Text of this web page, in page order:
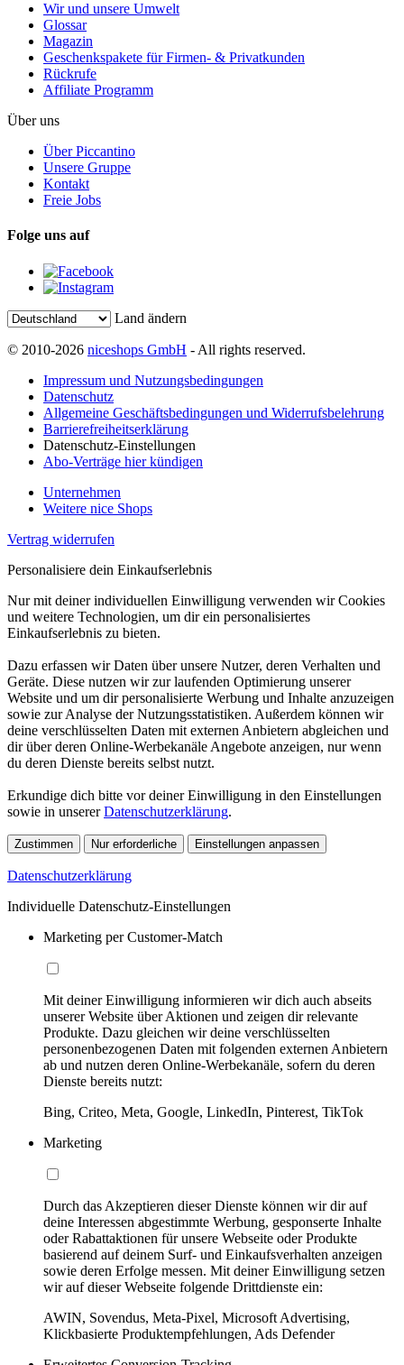
Wir und unsere Umwelt
Glossar
Magazin
Geschenkspakete für Firmen- & Privatkunden
Rückrufe
Affiliate Programm
Über uns
Über Piccantino
Unsere Gruppe
Kontakt
Freie Jobs
Folge uns auf
Land ändern
© 2010-2026 niceshops GmbH - All rights reserved.
Impressum und Nutzungsbedingungen
Datenschutz
Allgemeine Geschäftsbedingungen und Widerrufsbelehrung
Barrierefreiheitserklärung
Datenschutz-Einstellungen
Abo-Verträge hier kündigen
Unternehmen
Weitere nice Shops
Vertrag widerrufen
Personalisiere dein Einkaufserlebnis
Nur mit deiner individuellen Einwilligung verwenden wir Cookies
und weitere Technologien, um dir ein personalisiertes
Einkaufserlebnis zu bieten.
Dazu erfassen wir Daten über unsere Nutzer, deren Verhalten und
Geräte. Diese nutzen wir zur laufenden Optimierung unserer
Website und um dir personalisierte Werbung und Inhalte anzuzeigen
sowie zur Analyse der Nutzungsstatistiken. Außerdem können wir
deine verschlüsselten Daten mit externen Anbietern abgleichen und
dir über deren Online-Werbekanäle Angebote anzeigen, nur wenn
du deren Dienste bereits selbst nutzt.
Erkundige dich bitte vor deiner Einwilligung in den Einstellungen
sowie in unsererDatenschutzerklärung.
Zustimmen Nur erforderliche Einstellungen anpassen
Datenschutzerklärung
Individuelle Datenschutz-Einstellungen
Marketing per Customer-Match
Mit deiner Einwilligung informieren wir dich auch abseits
unserer Website über Aktionen und zeigen dir relevante
Produkte. Dazu gleichen wir deine verschlüsselten
personenbezogenen Daten mit folgenden externen Anbietern
ab und nutzen deren Online-Werbekanäle, sofern du deren
Dienste bereits nutzt:
Bing, Criteo, Meta, Google, LinkedIn, Pinterest, TikTok
Marketing
Durch das Akzeptieren dieser Dienste können wir dir auf
deine Interessen abgestimmte Werbung, gesponserte Inhalte
oder Rabattaktionen für unsere Webseite oder Produkte
basierend auf deinem Surf- und Einkaufsverhalten anzeigen
sowie deren Erfolge messen. Mit deiner Einwilligung setzen
wir auf dieser Webseite folgende Drittdienste ein:
AWIN, Sovendus, Meta-Pixel, Microsoft Advertising,
Klickbasierte Produktempfehlungen, Ads Defender